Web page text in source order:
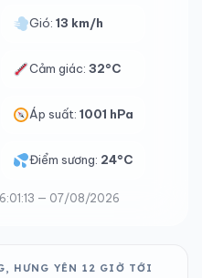
Gió:13 km/h
Cảm giác:32°C
Áp suất:1001 hPa
Điểm sương: 24°C
— 07/08/2026
HƯNG YÊN 12 GIỜ TỚI